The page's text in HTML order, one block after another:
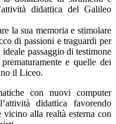
didattica del Galileo
la sua memoria e stimolare
di passioni e traguardi per
passaggio di testimone
e quelle dei
il Liceo.
con nuovi computer
didattica favorendo
alla realtà esterna con